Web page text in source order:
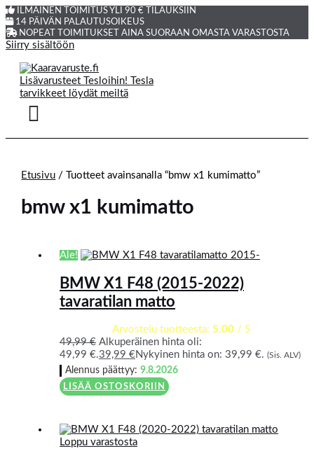
ILMAINEN TOIMITUS YLI 90 € TILAUKSIIN
14 PÄIVÄN PALAUTUSOIKEUS
NOPEAT TOIMITUKSET AINA SUORAAN OMASTA VARASTOSTA
Siirry sisältöön
Etusivu / Tuotteet avainsanalla “bmw x1 kumimatto”
bmw x1 kumimatto
Ale!
BMW X1 F48 (2015-2022)
tavaratilan matto
Arvostelu tuotteesta: 5.00/ 5
49,99€ Alkuperäinen hinta oli:
49,99 €.39,99€Nykyinen hinta on: 39,99 €. (Sis. ALV)
Alennus päättyy:9.8.2026
LISÄÄ OSTOSKORIIN
Loppu varastosta